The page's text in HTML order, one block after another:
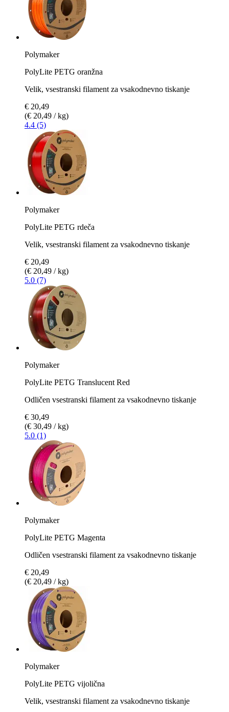
Polymaker
PolyLite PETG oranžna
Velik, vsestranski filament za vsakodnevno tiskanje
€ 20,49
(€ 20,49 / kg)
4.4 (5)
Polymaker
PolyLite PETG rdeča
Velik, vsestranski filament za vsakodnevno tiskanje
€ 20,49
(€ 20,49 / kg)
5.0 (7)
Polymaker
PolyLite PETG Translucent Red
Odličen vsestranski filament za vsakodnevno tiskanje
€ 30,49
(€ 30,49 / kg)
5.0 (1)
Polymaker
PolyLite PETG Magenta
Odličen vsestranski filament za vsakodnevno tiskanje
€ 20,49
(€ 20,49 / kg)
Polymaker
PolyLite PETG vijolična
Velik, vsestranski filament za vsakodnevno tiskanje